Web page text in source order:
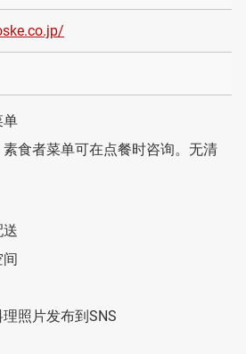
单
食者菜单可在点餐时咨询。无清
照片发布到SNS